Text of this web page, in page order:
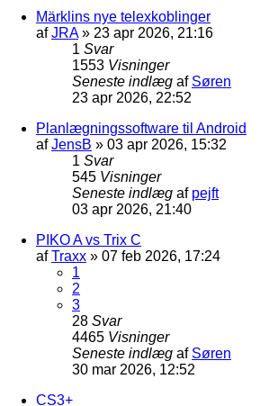
Märklins nye telexkoblinger
afJRA» 23 apr 2026, 21:16
1 Svar
1553 Visninger
Seneste indlæg af Søren
23 apr 2026, 22:52
Planlægningssoftware til Android
afJensB » 03 apr 2026, 15:32
1 Svar
545 Visninger
Seneste indlæg af pejft
03 apr 2026, 21:40
PIKO A vs Trix C
afTraxx » 07 feb 2026, 17:24
1
2
3
28 Svar
4465 Visninger
Seneste indlæg af Søren
30 mar 2026, 12:52
CS3+